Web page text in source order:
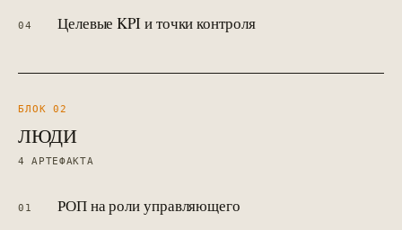
04 Целевые KPI и точки контроля
БЛОК 02
ЛЮДИ
4 АРТЕФАКТА
01 РОП на роли управляющего